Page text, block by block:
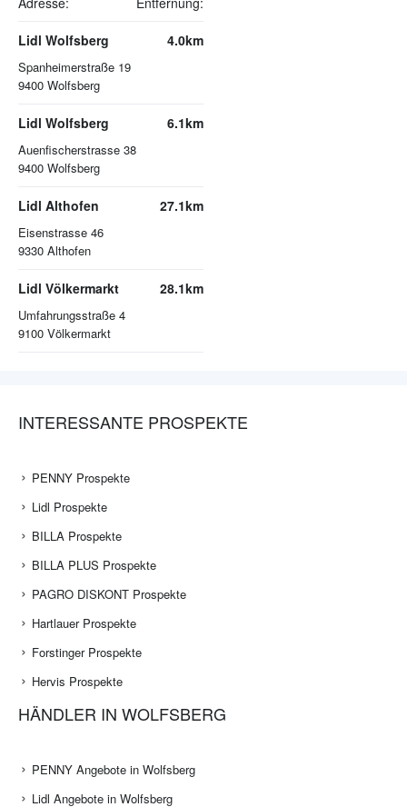
Lidl Wolfsberg
Spanheimerstraße 19
9400 Wolfsberg
4.0km
Lidl Wolfsberg
Auenfischerstrasse 38
9400 Wolfsberg
6.1km
Lidl Althofen
Eisenstrasse 46
9330 Althofen
27.1km
Lidl Völkermarkt
Umfahrungsstraße 4
9100 Völkermarkt
28.1km
INTERESSANTE PROSPEKTE
PENNY Prospekte
Lidl Prospekte
BILLA Prospekte
BILLA PLUS Prospekte
PAGRO DISKONT Prospekte
Hartlauer Prospekte
Forstinger Prospekte
Hervis Prospekte
HÄNDLER IN WOLFSBERG
PENNY Angebote in Wolfsberg
Lidl Angebote in Wolfsberg